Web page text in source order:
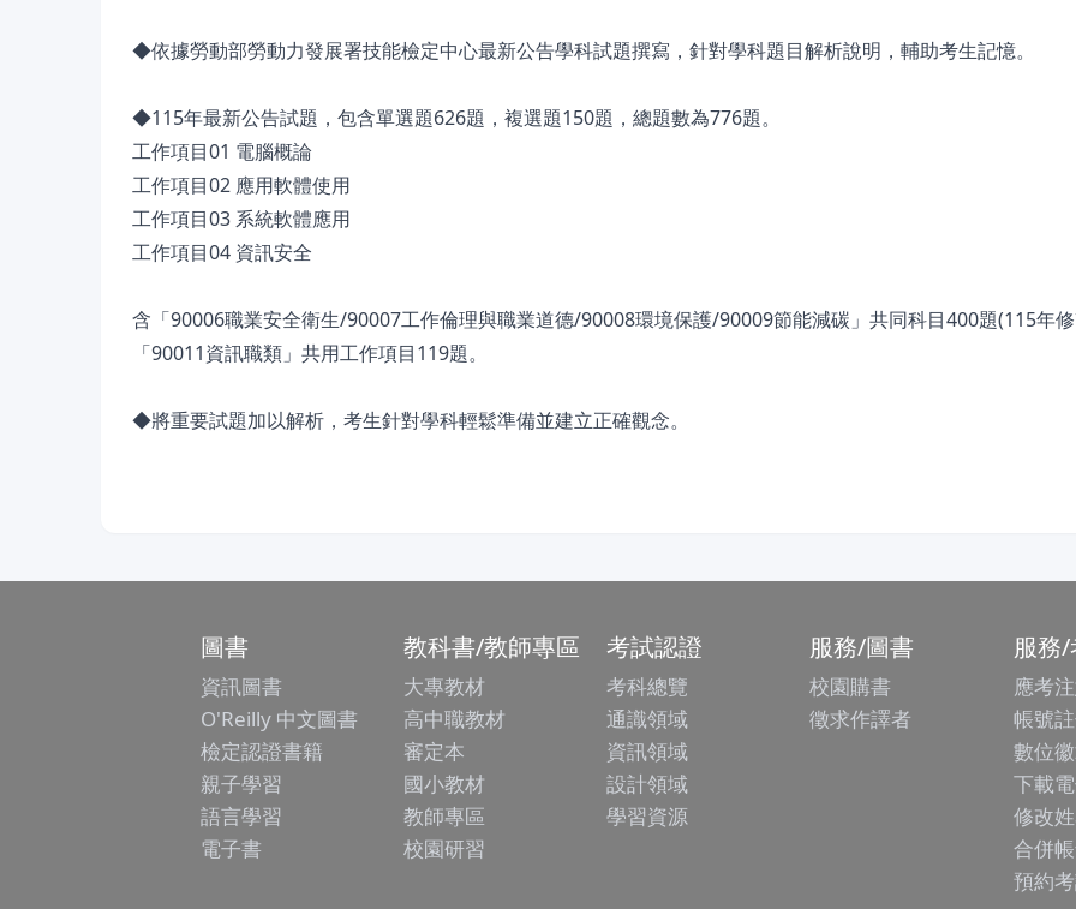
◆依據勞動部勞動力發展署技能檢定中心最新公告學科試題撰寫，針對學科題目解析說明，輔助考生記憶。
◆115年最新公告試題，包含單選題626題，複選題150題，總題數為776題。
工作項目01 電腦概論
工作項目02 應用軟體使用
工作項目03 系統軟體應用
工作項目04 資訊安全
含「90006職業安全衛生/90007工作倫理與職業道德/90008環境保護/90009節能減碳」共同科目400題(115年
「90011資訊職類」共用工作項目119題。
◆將重要試題加以解析，考生針對學科輕鬆準備並建立正確觀念。
圖書
資訊圖書
O'Reilly 中文圖書
檢定認證書籍
親子學習
語言學習
電子書
教科書/教師專區
大專教材
高中職教材
審定本
國小教材
教師專區
校園研習
考試認證
考科總覽
通識領域
資訊領域
設計領域
學習資源
服務/圖書
校園購書
徵求作譯者
服務
應考
帳號
數位
下載
修改
合併
預約